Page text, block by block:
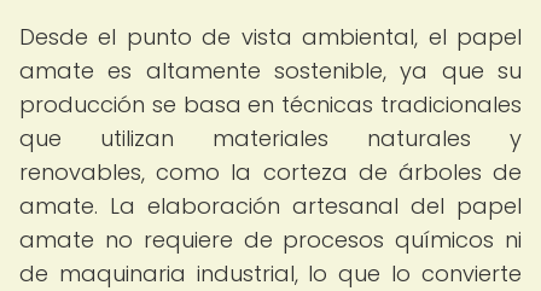
Desde el punto de vista ambiental, el papel
amate es altamente sostenible, ya que su
producción se basa en técnicas tradicionales
que utilizan materiales naturales y
renovables, como la corteza de árboles de
amate. La elaboración artesanal del papel
amate no requiere de procesos químicos ni
de maquinaria industrial, lo que lo convierte